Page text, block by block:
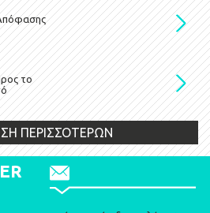
το
ΠΕΡΙΣΣΟΤΕΡΩΝ